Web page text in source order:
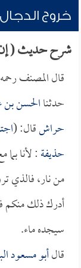
خروج الدجال
شرح حديث ( إن
قال المصنف
حدثناالحسن
حراشقال: (
حذيفة: لأنا
من نار، فالذي
أدرك ذلك منكم
سيجده ماء.
قالأبو مسعود